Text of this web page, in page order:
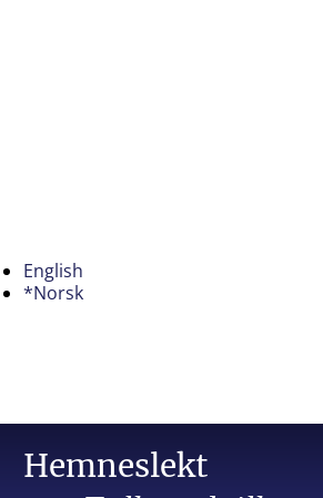
English
*Norsk
Hemneslekt